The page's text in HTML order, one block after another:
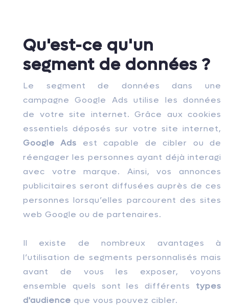
Qu'est-ce qu'un
segment de données ?
Le segment de données dans une
campagne Google Ads utilise les données
de votre site internet. Grâce aux cookies
essentiels déposés sur votre site internet,
Google Ads est capable de cibler ou de
réengager les personnes ayant déjà interagi
avec votre marque. Ainsi, vos annonces
publicitaires seront diffusées auprès de ces
personnes lorsqu’elles parcourent des sites
web Google ou de partenaires.
Il existe de nombreux avantages à
l’utilisation de segments personnalisés mais
avant de vous les exposer, voyons
ensemble quels sont les différents types
d'audience que vous pouvez cibler.